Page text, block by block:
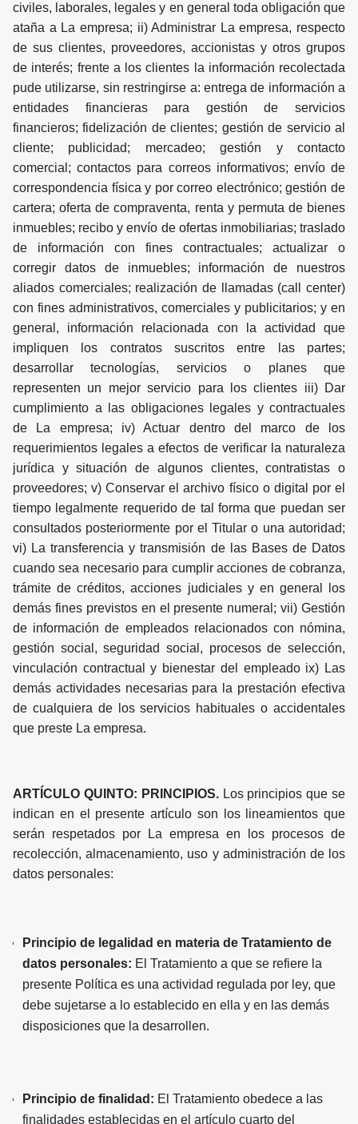
civiles, laborales, legales y en general toda obligación que
ataña a La empresa; ii) Administrar La empresa, respecto
de sus clientes, proveedores, accionistas y otros grupos
de interés; frente a los clientes la información recolectada
pude utilizarse, sin restringirse a: entrega de información a
entidades financieras para gestión de servicios
financieros; fidelización de clientes; gestión de servicio al
cliente; publicidad; mercadeo; gestión y contacto
comercial; contactos para correos informativos; envío de
correspondencia física y por correo electrónico; gestión de
cartera; oferta de compraventa, renta y permuta de bienes
inmuebles; recibo y envío de ofertas inmobiliarias; traslado
de información con fines contractuales; actualizar o
corregir datos de inmuebles; información de nuestros
aliados comerciales; realización de llamadas (call center)
con fines administrativos, comerciales y publicitarios; y en
general, información relacionada con la actividad que
impliquen los contratos suscritos entre las partes;
desarrollar tecnologías, servicios o planes que
representen un mejor servicio para los clientes iii) Dar
cumplimiento a las obligaciones legales y contractuales
de La empresa; iv) Actuar dentro del marco de los
requerimientos legales a efectos de verificar la naturaleza
jurídica y situación de algunos clientes, contratistas o
proveedores; v) Conservar el archivo físico o digital por el
tiempo legalmente requerido de tal forma que puedan ser
consultados posteriormente por el Titular o una autoridad;
vi) La transferencia y transmisión de las Bases de Datos
cuando sea necesario para cumplir acciones de cobranza,
trámite de créditos, acciones judiciales y en general los
demás fines previstos en el presente numeral; vii) Gestión
de información de empleados relacionados con nómina,
gestión social, seguridad social, procesos de selección,
vinculación contractual y bienestar del empleado ix) Las
demás actividades necesarias para la prestación efectiva
de cualquiera de los servicios habituales o accidentales
que preste La empresa.
ARTÍCULO QUINTO: PRINCIPIOS.Los principios que se
indican en el presente artículo son los lineamientos que
serán respetados por La empresa en los procesos de
recolección, almacenamiento, uso y administración de los
datos personales:
Principio de legalidad en materia de Tratamiento de
datos personales: El Tratamiento a que se refiere la
presente Política es una actividad regulada por ley, que
debe sujetarse a lo establecido en ella y en las demás
disposiciones que la desarrollen.
Principio de finalidad: El Tratamiento obedece a las
finalidades establecidas en el artículo cuarto del